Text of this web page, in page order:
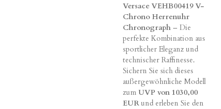
Versace VEHB00419 V-
Chrono Herrenuhr
Chronograph – Die
perfekte Kombination aus
sportlicher Eleganz und
technischer Raffinesse.
Sichern Sie sich dieses
außergewöhnliche Modell
zum UVP von 1030,00
EUR und erleben Sie den